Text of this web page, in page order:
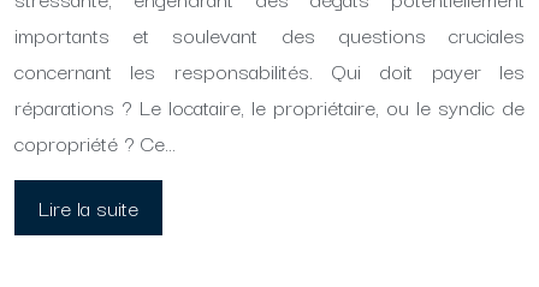
importants et soulevant des questions cruciales
concernant les responsabilités. Qui doit payer les
réparations ? Le locataire, le propriétaire, ou le syndic de
copropriété ? Ce…
Lire la suite